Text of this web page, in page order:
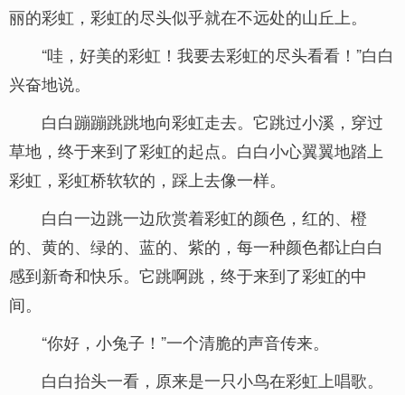
丽的彩虹，彩虹的尽头似乎就在不远处的山丘上。
“哇，好美的彩虹！我要去彩虹的尽头看看！”白白
兴奋地说。
白白蹦蹦跳跳地向彩虹走去。它跳过小溪，穿过
草地，终于来到了彩虹的起点。白白小心翼翼地踏上
彩虹，彩虹桥软软的，踩上去像一样。
白白一边跳一边欣赏着彩虹的颜色，红的、橙
的、黄的、绿的、蓝的、紫的，每一种颜色都让白白
感到新奇和快乐。它跳啊跳，终于来到了彩虹的中
间。
“你好，小兔子！”一个清脆的声音传来。
白白抬头一看，原来是一只小鸟在彩虹上唱歌。